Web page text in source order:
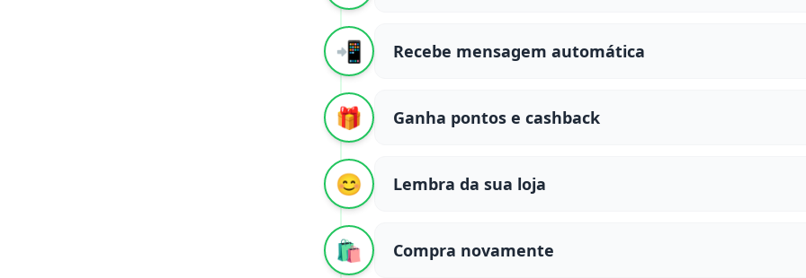
📲 Recebe mensagem automática
🎁 Ganha pontos e cashback
😊 Lembra da sua loja
🛍️ Compra novamente